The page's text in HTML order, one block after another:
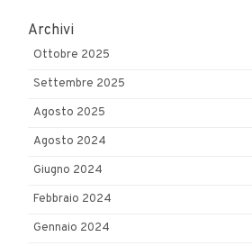
Archivi
Ottobre 2025
Settembre 2025
Agosto 2025
Agosto 2024
Giugno 2024
Febbraio 2024
Gennaio 2024